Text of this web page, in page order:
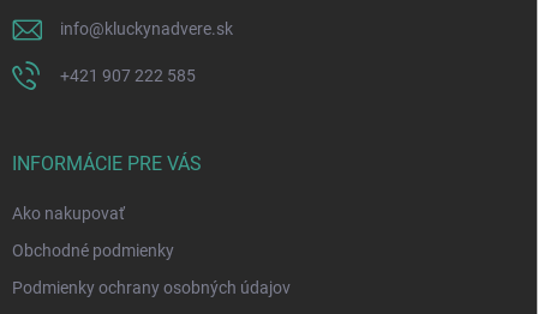
info@kluckynadvere.sk
+421 907 222 585
INFORMÁCIE PRE VÁS
Ako nakupovať
Obchodné podmienky
Podmienky ochrany osobných údajov